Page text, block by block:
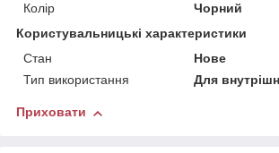
Колір
Чорний
Користувальницькі характеристики
Стан
Нове
Тип використання
Для
Приховати